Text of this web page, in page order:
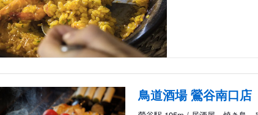
鳥道酒場 鶯谷南口店